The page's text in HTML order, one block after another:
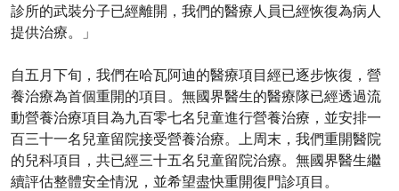
診所的武裝分子已經離開，我們的醫療人員已經恢復為病人
提供治療。」
自五月下旬，我們在哈瓦阿迪的醫療項目經已逐步恢復，營
養治療為首個重開的項目。無國界醫生的醫療隊已經透過流
動營養治療項目為九百零七名兒童進行營養治療，並安排一
百三十一名兒童留院接受營養治療。上周末，我們重開醫院
的兒科項目，共已經三十五名兒童留院治療。無國界醫生繼
續評估整體安全情況，並希望盡快重開復門診項目。